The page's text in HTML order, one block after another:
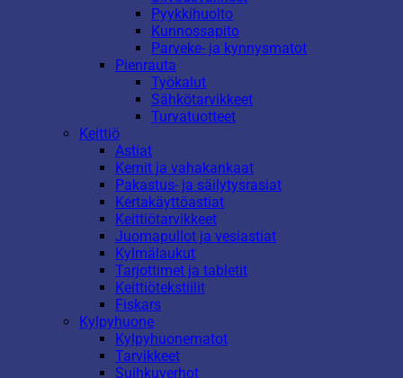
Pyykkihuolto
Kunnossapito
Parveke- ja kynnysmatot
Pienrauta
Työkalut
Sähkötarvikkeet
Turvatuotteet
Keittiö
Astiat
Kernit ja vahakankaat
Pakastus- ja säilytysrasiat
Kertakäyttöastiat
Keittiötarvikkeet
Juomapullot ja vesiastiat
Kylmälaukut
Tarjottimet ja tabletit
Keittiötekstiilit
Fiskars
Kylpyhuone
Kylpyhuonematot
Tarvikkeet
Suihkuverhot